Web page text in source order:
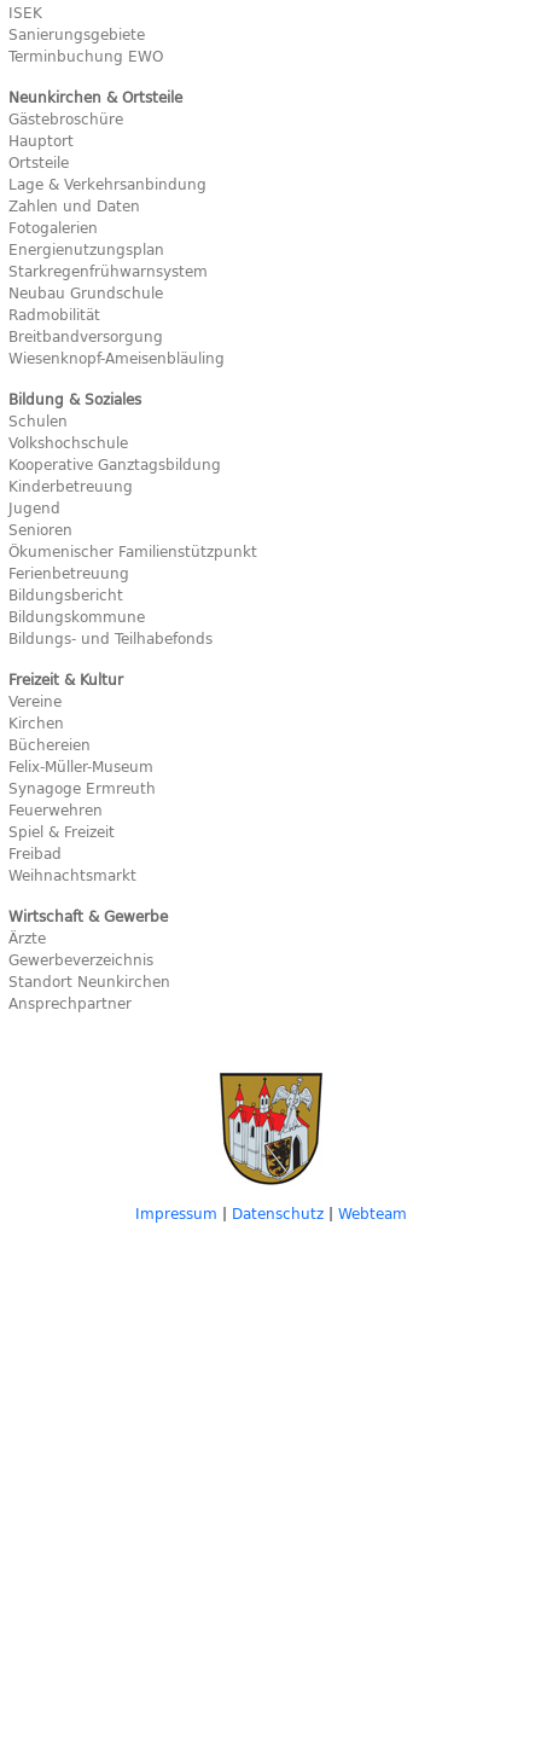
ISEK
Sanierungsgebiete
Terminbuchung EWO
Neunkirchen & Ortsteile
Gästebroschüre
Hauptort
Ortsteile
Lage & Verkehrsanbindung
Zahlen und Daten
Fotogalerien
Energienutzungsplan
Starkregenfrühwarnsystem
Neubau Grundschule
Radmobilität
Breitbandversorgung
Wiesenknopf-Ameisenbläuling
Bildung & Soziales
Schulen
Volkshochschule
Kooperative Ganztagsbildung
Kinderbetreuung
Jugend
Senioren
Ökumenischer Familienstützpunkt
Ferienbetreuung
Bildungsbericht
Bildungskommune
Bildungs- und Teilhabefonds
Freizeit & Kultur
Vereine
Kirchen
Büchereien
Felix-Müller-Museum
Synagoge Ermreuth
Feuerwehren
Spiel & Freizeit
Freibad
Weihnachtsmarkt
Wirtschaft & Gewerbe
Ärzte
Gewerbeverzeichnis
Standort Neunkirchen
Ansprechpartner
Impressum | Datenschutz| Webteam